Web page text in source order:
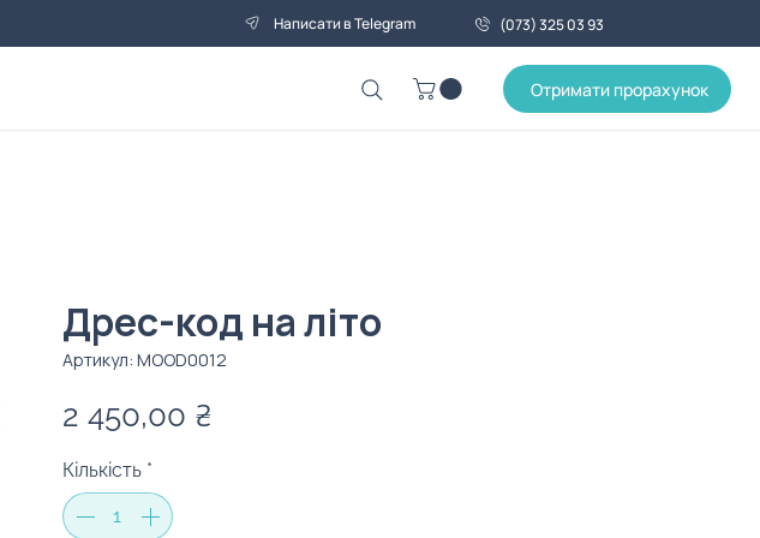
Написати в Telegram (073) 325 03 93
Отримати прорахунок
Дрес-код на літо
Артикул: MOOD0012
2 450,00 ₴
Кількість *